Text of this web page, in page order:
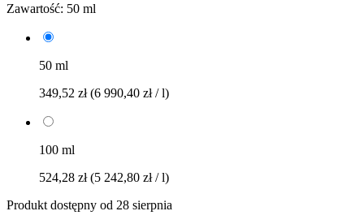
Zawartość: 50 ml
50 ml
349,52 zł(6 990,40 zł / l)
100 ml
524,28 zł(5 242,80 zł / l)
Produkt dostępny od 28 sierpnia